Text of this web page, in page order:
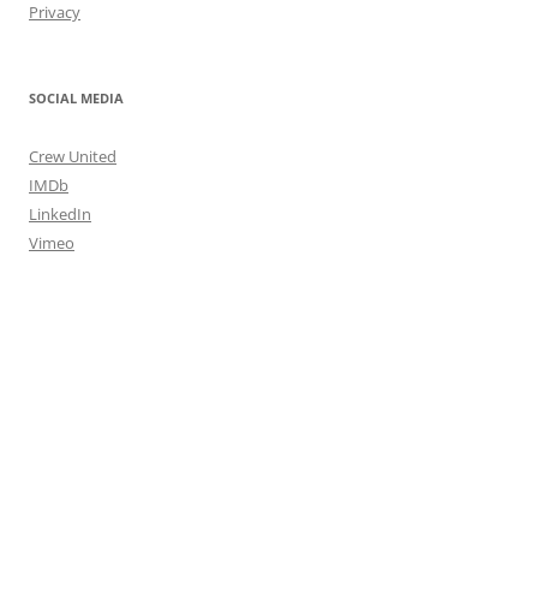
Privacy
SOCIAL MEDIA
Crew United
IMDb
LinkedIn
Vimeo